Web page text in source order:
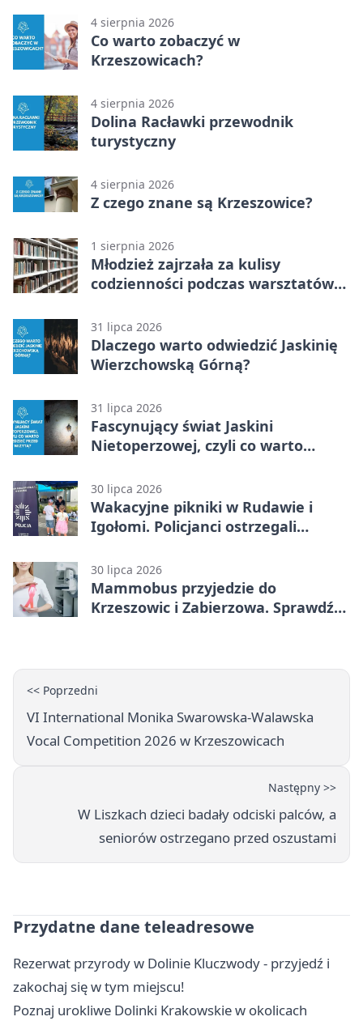
4 sierpnia 2026
Co warto zobaczyć w
Krzeszowicach?
4 sierpnia 2026
Dolina Racławki przewodnik
turystyczny
4 sierpnia 2026
Z czego znane są Krzeszowice?
1 sierpnia 2026
Młodzież zajrzała za kulisy
codzienności podczas warsztatów
31 lipca 2026
Dlaczego warto odwiedzić Jaskinię
Wierzchowską Górną?
31 lipca 2026
Fascynujący świat Jaskini
Nietoperzowej, czyli co warto
30 lipca 2026
Wakacyjne pikniki w Rudawie i
Igołomi. Policjanci ostrzegali
30 lipca 2026
Mammobus przyjedzie do
Krzeszowic i Zabierzowa. Sprawdź
<< Poprzedni
VI International Monika Swarowska-Walawska
Vocal Competition 2026 w Krzeszowicach
Następny >>
W Liszkach dzieci badały odciski palców, a
seniorów ostrzegano przed oszustami
Przydatne dane teleadresowe
Rezerwat przyrody w Dolinie Kluczwody - przyjedź i
zakochaj się w tym miejscu!
Poznaj urokliwe Dolinki Krakowskie w okolicach